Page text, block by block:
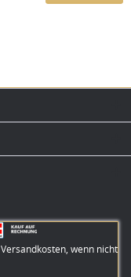
Versandkosten, wenn nicht